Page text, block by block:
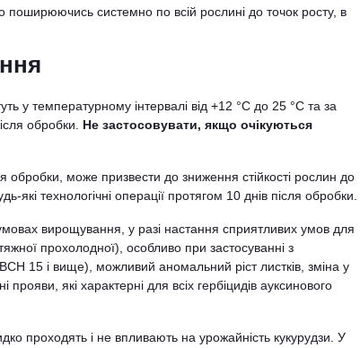
поширюючись системно по всій рослині до точок росту, в
у температурному інтервалі від +12 °С до 25 °С та за
обробки. Не застосовувати, якщо очікуються
обробки, може призвести до зниження стійкості рослин до
технологічні операції протягом 10 днів після обробки.
вирощування, у разі настання сприятливих умов для
прохолодної), особливо при застосуванні з
15 і вище), можливий аномальний ріст листків, зміна у
прояви, які характерні для всіх гербіцидів ауксинового
проходять і не впливають на урожайність кукурудзи. У